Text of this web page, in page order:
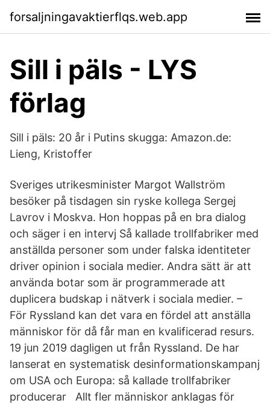
forsaljningavaktierflqs.web.app
Sill i päls - LYS
förlag
Sill i päls: 20 år i Putins skugga: Amazon.de:
Lieng, Kristoffer
Sveriges utrikesminister Margot Wallström
besöker på tisdagen sin ryske kollega Sergej
Lavrov i Moskva. Hon hoppas på en bra dialog
och säger i en intervj Så kallade trollfabriker med
anställda personer som under falska identiteter
driver opinion i sociala medier. Andra sätt är att
använda botar som är programmerade att
duplicera budskap i nätverk i sociala medier. –
För Ryssland kan det vara en fördel att anställa
människor för då får man en kvalificerad resurs.
19 jun 2019 dagligen ut från Ryssland. De har
lanserat en systematisk desinformationskampanj
om USA och Europa: så kallade trollfabriker
producerar Allt fler människor anklagas för